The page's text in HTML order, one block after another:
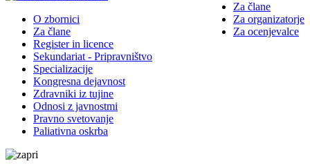
Za člane
Za organizatorje
Za ocenjevalce
O zbornici
Za člane
Register in licence
Sekundariat - Pripravništvo
Specializacije
Kongresna dejavnost
Zdravniki iz tujine
Odnosi z javnostmi
Pravno svetovanje
Paliativna oskrba